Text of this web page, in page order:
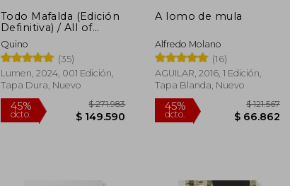
Todo Mafalda (Edición
Definitiva) / All of
Mafalda (Ultimate
Edition)
Quino
(35)
Lumen, 2024, 001 Edición,
Tapa Dura, Nuevo
A lomo de mula
Alfredo Molano
(16)
AGUILAR, 2016, 1 Edición,
Tapa Blanda, Nuevo